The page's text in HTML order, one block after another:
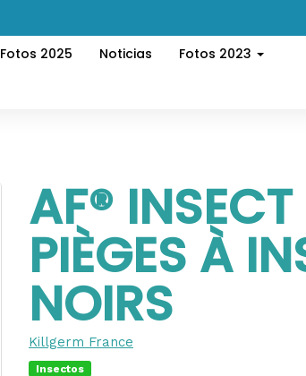
Fotos 2025 Noticias Fotos 2023
AF®
PIÈGES À
NOIRS
Killgerm France
Insectos